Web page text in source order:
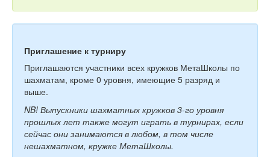
Игры
Приглашение к турниру
Приглашаются участники всех кружков МетаШколы по
шахматам, кроме 0 уровня, имеющие 5 разряд и
выше.
NB! Выпускники шахматных кружков 3-го уровня
прошлых лет также могут играть в турнирах, если
сейчас они занимаются в любом, в том числе
нешахматном, кружке МетаШколы.